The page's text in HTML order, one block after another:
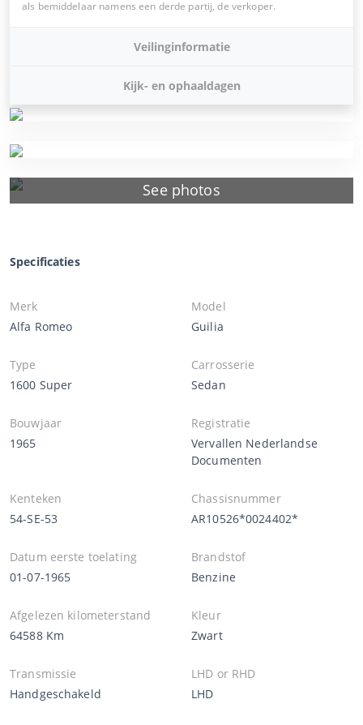
See photos
als bemiddelaar namens een derde partij, de verkoper.
Veilinginformatie
Kijk- en ophaaldagen
Specificaties
Merk
Alfa Romeo
Model
Guilia
Type
1600 Super
Carrosserie
Sedan
Bouwjaar
1965
Registratie
Vervallen Nederlandse
Documenten
Kenteken
54-SE-53
Chassisnummer
AR10526*0024402*
Datum eerste toelating
01-07-1965
Brandstof
Benzine
Afgelezen kilometerstand
64588 Km
Kleur
Zwart
Transmissie
Handgeschakeld
LHD or RHD
LHD